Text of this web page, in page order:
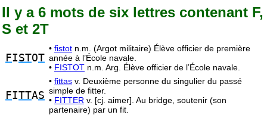
Il y a 6 mots de six lettres contenant F,
S et 2T
FISTOT
• fistot n.m. (Argot militaire) Élève officier de première
année à l’École navale.
• FISTOT n.m. Arg. Élève officier de l’École navale.
FITTAS
• fittas v. Deuxième personne du singulier du passé
simple de fitter.
• FITTER v. [cj. aimer]. Au bridge, soutenir (son
partenaire) par un fit.